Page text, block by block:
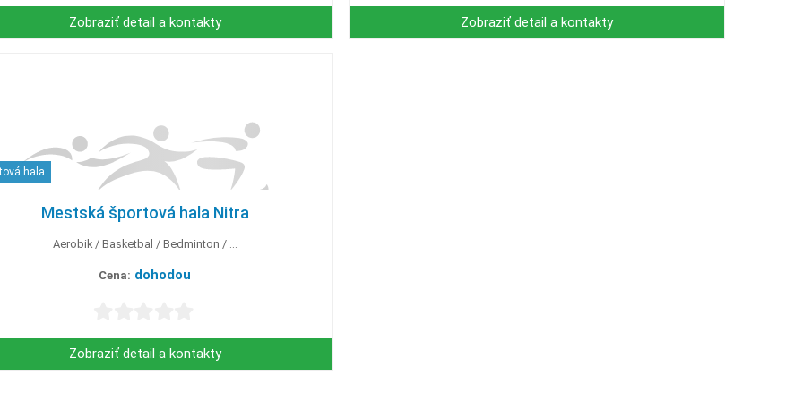
Zobraziť detail a kontakty Zobraziť detail a kontakty
hala
Mestská športová hala Nitra
Aerobik Basketbal Bedminton ...
Cena: dohodou
Zobraziť detail a kontakty